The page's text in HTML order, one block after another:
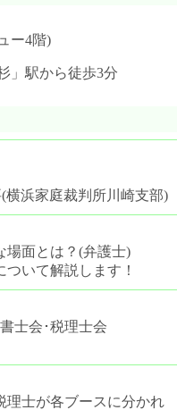
ー4階)
」駅から徒歩3分
浜家庭裁判所川崎支部)
場面とは？(弁護士)
いて解説します！
士会･税理士会
理士が各ブースに分かれ